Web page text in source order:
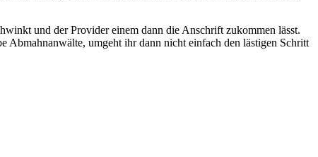
und der Provider einem dann die Anschrift zukommen lässt.
Abmahnanwälte, umgeht ihr dann nicht einfach den lästigen Schritt